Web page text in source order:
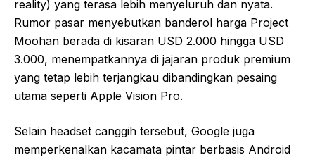
reality) yang terasa lebih menyeluruh dan nyata.
Rumor pasar menyebutkan banderol harga Project
Moohan berada di kisaran USD 2.000 hingga USD
3.000, menempatkannya di jajaran produk premium
yang tetap lebih terjangkau dibandingkan pesaing
utama seperti Apple Vision Pro.
Selain headset canggih tersebut, Google juga
memperkenalkan kacamata pintar berbasis Android